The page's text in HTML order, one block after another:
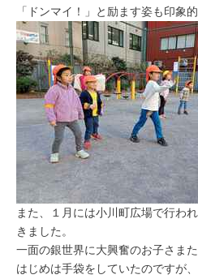
「ドンマイ！」と励ます姿も印象的
また、１月には小川町広場で行わ
きました。
一面の銀世界に大興奮のお子さまた
はじめは手袋をしていたのですが